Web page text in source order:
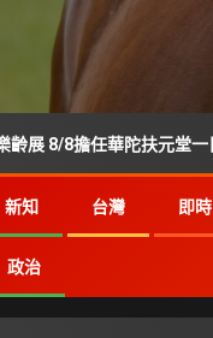
任華陀扶元堂一日店長
新知 台灣 即時
政治